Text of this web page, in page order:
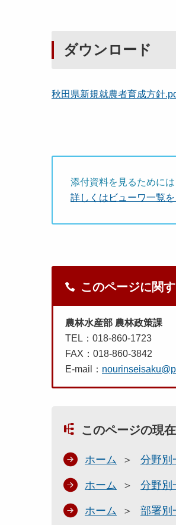
ダウンロード
秋田県新規就農者育成方針
添付資料を見るために
詳しくはビューワ一覧を
このページに関
農林水産部 農林政策課
TEL：018-860-1723
FAX：018-860-3842
E-mail：
このページの現
ホーム 分野別
ホーム 分野別
ホーム 部署別